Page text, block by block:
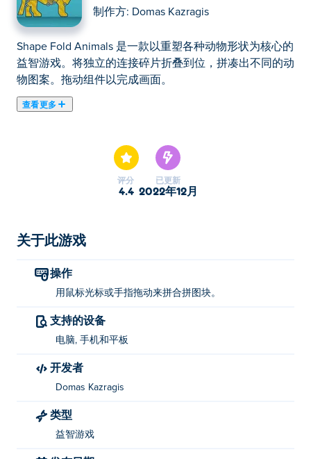
制作方: Domas Kazragis
Shape Fold Animals 是一款以重塑各种动物形状为核心的
益智游戏。将独立的连接碎片折叠到位，拼凑出不同的动
物图案。拖动组件以完成画面。
查看更多
评分
4.4
已更新
2022年12月
关于此游戏
操作
用鼠标光标或手指拖动来拼合拼图块。
支持的设备
电脑, 手机和平板
开发者
Domas Kazragis
类型
益智游戏